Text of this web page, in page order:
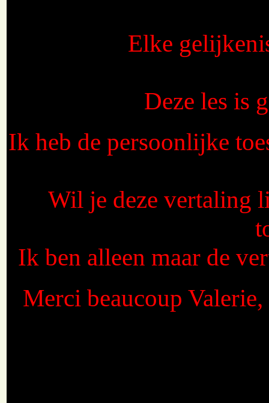
Elke
Deze les is
Ik heb de persoonlijke
Wil je deze vertaling
Ik ben alleen maar de
Merci beaucoup